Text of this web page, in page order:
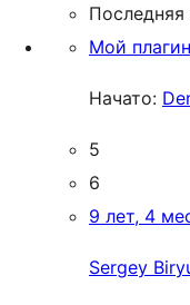
Последняя
Мой
Начато:
5
6
9 лет, 4
Sergey